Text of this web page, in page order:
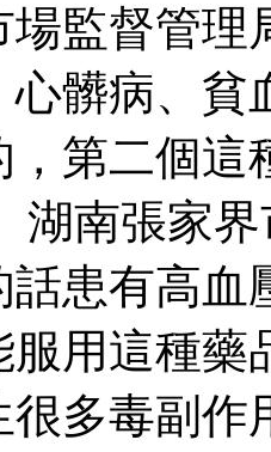
監督管理
心髒病、
，第二個
湖南張家
話患有高血
服用這種
很多毒副